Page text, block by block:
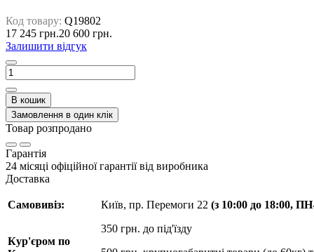
Код товару: Q19802
17 245 грн.20 600 грн.
Залишити відгук
В кошик
Замовлення в один клік
Товар розпродано
Гарантія
24 місяці офіційної гарантії від виробника
Доставка
Самовивіз:
Кур'єром по
Київ, пр. Перемоги 22 (з 10:00 до 18:00,
350 грн. до під'їзду